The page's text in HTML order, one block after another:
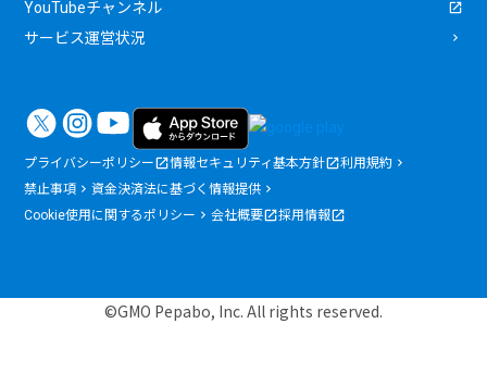
YouTubeチャンネル
サービス運営状況
プライバシーポリシー 情報セキュリティ基本方針
利用規約
禁止事項
資金決済法に基づく情報提供
Cookie使用に関するポリシー
会社概要 採用情報
©GMO Pepabo, Inc. All rights reserved.